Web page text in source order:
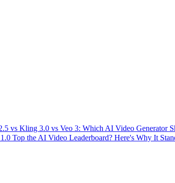
vs Kling 3.0 vs Veo 3: Which AI Video Generator
Top the AI Video Leaderboard? Here's Why It